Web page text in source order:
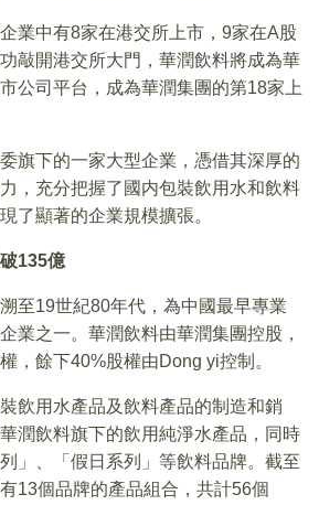
業中有8家在港交所上市，9家在A股
敲開港交所大門，華潤飲料將成為華
公司平台，成為華潤集團的第18家上
旗下的一家大型企業，憑借其深厚的
，充分把握了國内包裝飲用水和飲料
了顯著的企業規模擴張。
135億
至19世紀80年代，為中國最早專業
業之一。華潤飲料由華潤集團控股，
，餘下40%股權由Dong yi控制。
飲用水產品及飲料產品的制造和銷
潤飲料旗下的飲用純淨水產品，同時
」、「假日系列」等飲料品牌。截至
13個品牌的產品組合，共計56個